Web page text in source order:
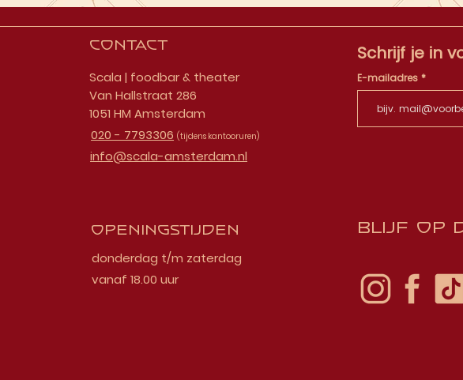
Contact
Scala | foodbar & theater
Van Hallstraat 286
1051 HM Amsterdam
020 - 7793306 (tijdens kantooruren)
info@scala-amsterdam.nl
Openingstijden
donderdag t/m zaterdag
vanaf 18.00 uur
Schrijf je in
E-mailadres
Blijf op